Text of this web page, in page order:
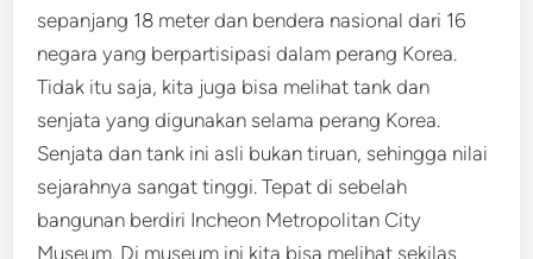
sepanjang 18 meter dan bendera nasional dari 16
negara yang berpartisipasi dalam perang Korea.
Tidak itu saja, kita juga bisa melihat tank dan
senjata yang digunakan selama perang Korea.
Senjata dan tank ini asli bukan tiruan, sehingga nilai
sejarahnya sangat tinggi. Tepat di sebelah
bangunan berdiri Incheon Metropolitan City
Museum. Di museum ini kita bisa melihat sekilas